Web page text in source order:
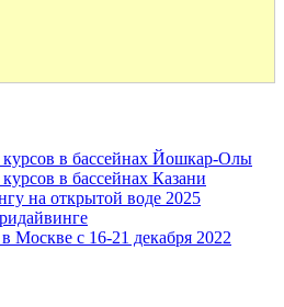
курсов в бассейнах Йошкар-Олы
в бассейнах Казани
на открытой воде 2025
Москве с 16-21 декабря 2022